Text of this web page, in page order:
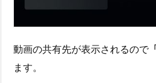
動画の共有先が表示されるので
ます。